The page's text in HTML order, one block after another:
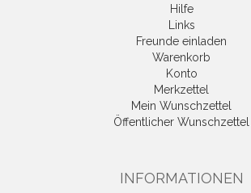
Hilfe
Links
Freunde einladen
Warenkorb
Konto
Merkzettel
Mein Wunschzettel
Öffentlicher Wunschzettel
INFORMATIONEN